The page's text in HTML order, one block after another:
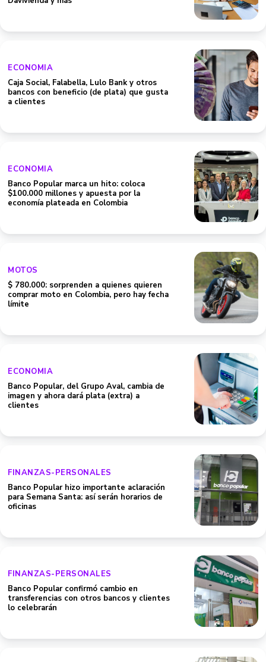
ECONOMIA
Caja Social, Falabella, Lulo Bank y otros
bancos con beneficio (de plata) que gusta
a clientes
ECONOMIA
Banco Popular marca un hito: coloca
$100.000 millones y apuesta por la
economía plateada en Colombia
MOTOS
$ 780.000: sorprenden a quienes quieren
comprar moto en Colombia, pero hay fecha
límite
ECONOMIA
Banco Popular, del Grupo Aval, cambia de
imagen y ahora dará plata (extra) a
clientes
FINANZAS-PERSONALES
Banco Popular hizo importante aclaración
para Semana Santa: así serán horarios de
oficinas
FINANZAS-PERSONALES
Banco Popular confirmó cambio en
transferencias con otros bancos y clientes
lo celebrarán